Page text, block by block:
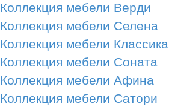
Коллекция мебели Верди
Коллекция мебели Селена
Коллекция мебели Классика
Коллекция мебели Соната
Коллекция мебели Афина
Коллекция мебели Сатори